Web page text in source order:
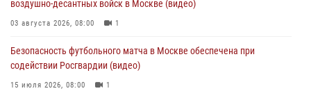
Охрану общественного порядка и безопасность на футбольном
06 августа 2026, 08:30
воздушно-десантных войск в Москве (видео)
03 августа 2026, 08:00 1
Безопасность футбольного матча в Москве обеспечена при
содействии Росгвардии (видео)
15 июля 2026, 08:00 1